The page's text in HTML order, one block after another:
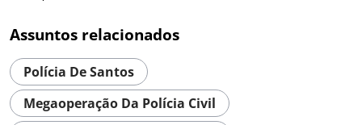
Assuntos relacionados
Polícia De Santos
Megaoperação Da Polícia Civil